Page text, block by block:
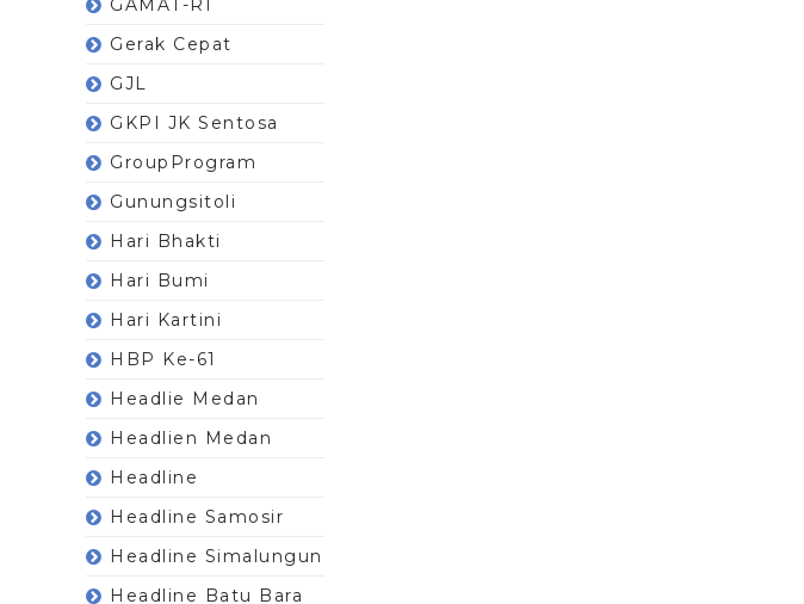
GAMAT-RI
Gerak Cepat
GJL
GKPI JK Sentosa
GroupProgram
Gunungsitoli
Hari Bhakti
Hari Bumi
Hari Kartini
HBP Ke-61
Headlie Medan
Headlien Medan
Headline
Headline Samosir
Headline Simalungun
Headline Batu Bara